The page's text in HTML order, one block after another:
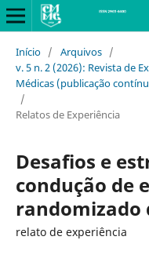
Início / Arquivos /
v. 5 n. 2 (2026): Revista de
Médicas (publicação
/
Relatos de Experiência
Desafios e
condução de
randomizado
relato de experiência